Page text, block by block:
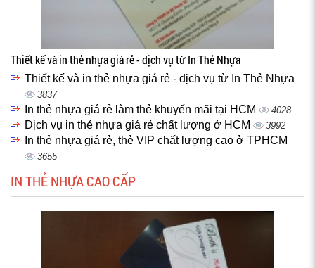
Thiết kế và in thẻ nhựa giá rẻ - dịch vụ từ In Thẻ Nhựa
Thiết kế và in thẻ nhựa giá rẻ - dịch vụ từ In Thẻ Nhựa
3837
In thẻ nhựa giá rẻ làm thẻ khuyến mãi tại HCM 4028
Dịch vụ in thẻ nhựa giá rẻ chất lượng ở HCM 3992
In thẻ nhựa giá rẻ, thẻ VIP chất lượng cao ở TPHCM
3655
IN THẺ NHỰA CAO CẤP